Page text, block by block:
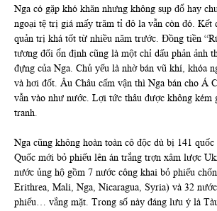
Nga có gặp khó khăn nhưng không sụp đổ hay
ngoại tệ trị giá mấy trăm tỉ đô la vẫn còn đó. Kết
quản trị khá tốt từ nhiều năm trước. Đồng tiền
tương đối ổn định cũng là một chỉ dấu phản ảnh
đựng của Nga. Chủ yếu là nhờ bán vũ khí, khóa
và hơi đốt. Âu Châu cấm vận thì Nga bán cho Á
vẫn vào như nước. Lợi tức thâu được không
tranh.
Nga cũng không hoàn toàn cô độc dù bị 141
Quốc mới bỏ phiếu lên án trắng trợn xâm lược
nước ủng hộ gồm 7 nước công khai bỏ phiếu
Erithrea, Mali, Nga, Nicaragua, Syria) và 32
phiếu… vắng mặt. Trong số này đáng lưu ý là